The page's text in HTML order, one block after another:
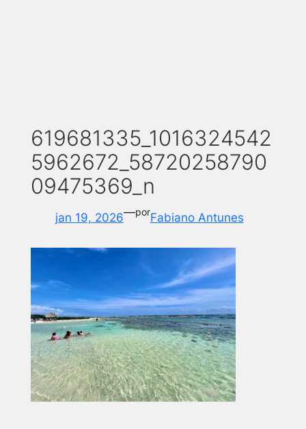
619681335_1016324542
5962672_58720258790
09475369_n
jan 19, 2026—porFabiano Antunes